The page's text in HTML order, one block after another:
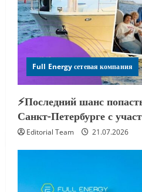
Full Energy сетевая компания
⚡️Последний шанс
Санкт-Петербурге с
Editorial Team 21.07.2026